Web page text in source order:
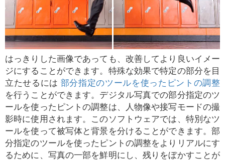
はっきりした画像であっても、改善してより良いイメー
ジにすることができます。特殊な効果で特定の部分を目
立たせるには 部分指定のツールを使ったピントの調整
を行うことができます。デジタル写真での部分指定のツ
ールを使ったピントの調整は、人物像や接写モードの撮
影時に使用されます。 このソフトウェアでは、特別なツ
ールを使って被写体と背景を分けることができます。部
分指定のツールを使ったピントの調整をよりリアルにす
るために、写真の一部を鮮明にし、残りをぼかすことが